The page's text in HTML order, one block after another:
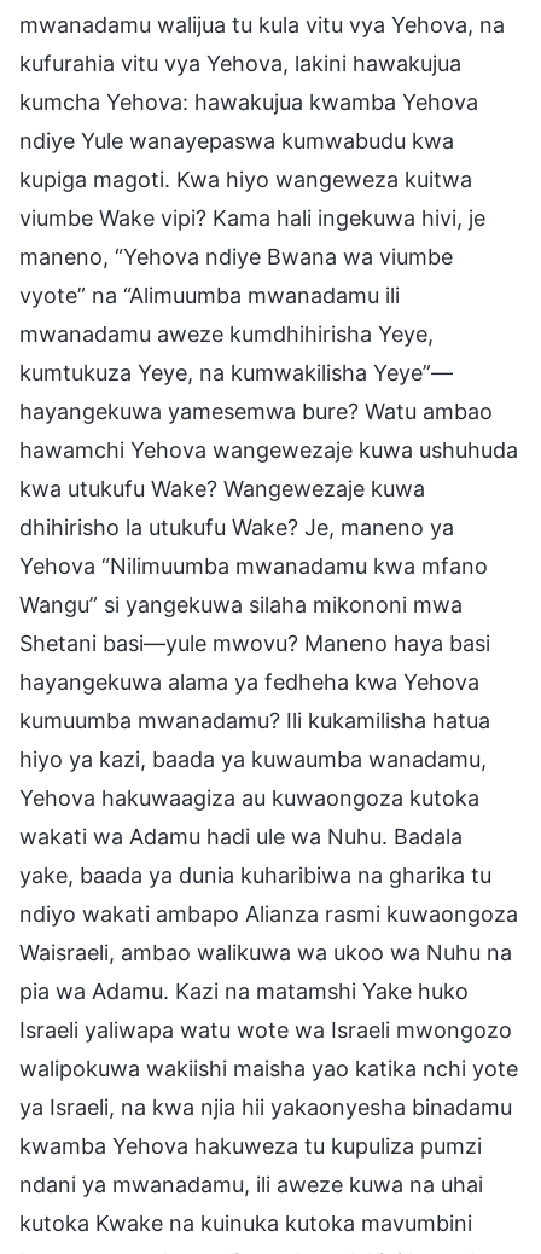
mwanadamu walijua tu kula vitu vya Yehova, na
kufurahia vitu vya Yehova, lakini hawakujua
kumcha Yehova: hawakujua kwamba Yehova
ndiye Yule wanayepaswa kumwabudu kwa
kupiga magoti. Kwa hiyo wangeweza kuitwa
viumbe Wake vipi? Kama hali ingekuwa hivi, je
maneno, “Yehova ndiye Bwana wa viumbe
vyote” na “Alimuumba mwanadamu ili
mwanadamu aweze kumdhihirisha Yeye,
kumtukuza Yeye, na kumwakilisha Yeye”—
hayangekuwa yamesemwa bure? Watu ambao
hawamchi Yehova wangewezaje kuwa ushuhuda
kwa utukufu Wake? Wangewezaje kuwa
dhihirisho la utukufu Wake? Je, maneno ya
Yehova “Nilimuumba mwanadamu kwa mfano
Wangu” si yangekuwa silaha mikononi mwa
Shetani basi—yule mwovu? Maneno haya basi
hayangekuwa alama ya fedheha kwa Yehova
kumuumba mwanadamu? Ili kukamilisha hatua
hiyo ya kazi, baada ya kuwaumba wanadamu,
Yehova hakuwaagiza au kuwaongoza kutoka
wakati wa Adamu hadi ule wa Nuhu. Badala
yake, baada ya dunia kuharibiwa na gharika tu
ndiyo wakati ambapo Alianza rasmi kuwaongoza
Waisraeli, ambao walikuwa wa ukoo wa Nuhu na
pia wa Adamu. Kazi na matamshi Yake huko
Israeli yaliwapa watu wote wa Israeli mwongozo
walipokuwa wakiishi maisha yao katika nchi yote
ya Israeli, na kwa njia hii yakaonyesha binadamu
kwamba Yehova hakuweza tu kupuliza pumzi
ndani ya mwanadamu, ili aweze kuwa na uhai
kutoka Kwake na kuinuka kutoka mavumbini